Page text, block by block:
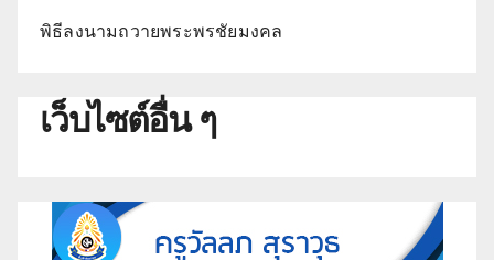
พิธีลงนามถวายพระพรชัยมงคล
เว็บไซต์อื่น ๆ